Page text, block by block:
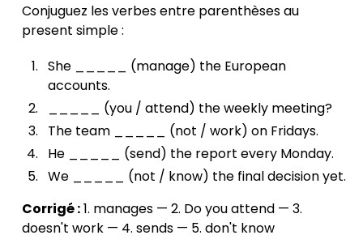
Conjuguez les verbes entre parenthèses au
present simple :
She _____ (manage) the European
accounts.
_____ (you / attend) the weekly meeting?
The team _____ (not / work) on Fridays.
He _____ (send) the report every Monday.
We _____ (not / know) the final decision yet.
Corrigé :1. manages — 2. Do you attend — 3.
doesn't work — 4. sends — 5. don't know